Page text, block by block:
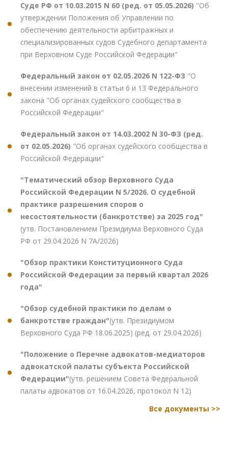
Суде РФ от 10.03.2015 N 60 (ред. от 05.05.2026) "Об
утверждении Положения об Управлении по
обеспечению деятельности арбитражных и
специализированных судов Судебного департамента
при Верховном Суде Российской Федерации"
Федеральный закон от 02.05.2026 N 122-ФЗ "О
внесении изменений в статьи 6 и 13 Федерального
закона "Об органах судейского сообщества в
Российской Федерации"
Федеральный закон от 14.03.2002 N 30-ФЗ (ред.
от 02.05.2026) "Об органах судейского сообщества в
Российской Федерации"
"Тематический обзор Верховного Суда
Российской Федерации N 5/2026. О судебной
практике разрешения споров о
несостоятельности (банкротстве) за 2025 год"
(утв. Постановлением Президиума Верховного Суда
РФ от 29.04.2026 N 7А/2026)
"Обзор практики Конституционного Суда
Российской Федерации за первый квартал 2026
года"
"Обзор судебной практики по делам о
банкротстве граждан"(утв. Президиумом
Верховного Суда РФ 18.06.2025) (ред. от 29.04.2026)
"Положение о Перечне адвокатов-медиаторов
адвокатской палаты субъекта Российской
Федерации"(утв. решением Совета Федеральной
палаты адвокатов от 16.04.2026, протокол N 12)
Все документы >>